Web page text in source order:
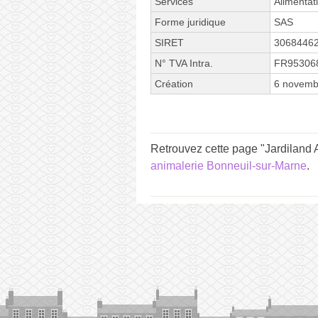
Forme juridique
SAS
SIRET
N° TVA Intra.
Création
6
Retrouvez cette page
animalerie Bonneuil-sur-Marne.